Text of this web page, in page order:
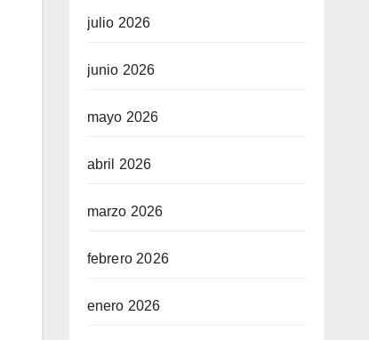
julio 2026
junio 2026
mayo 2026
abril 2026
marzo 2026
febrero 2026
enero 2026